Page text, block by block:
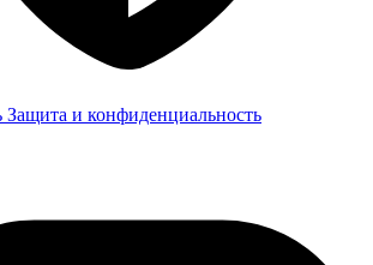
Защита и конфиденциальность